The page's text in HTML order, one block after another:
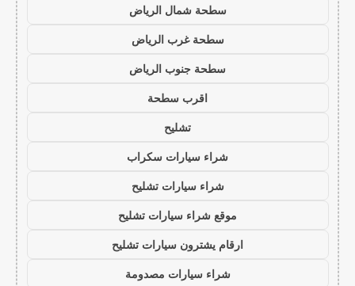
سطحة شمال الرياض
سطحة غرب الرياض
سطحة جنوب الرياض
اقرب سطحة
تشليح
شراء سيارات سكراب
شراء سيارات تشليح
موقع شراء سيارات تشليح
ارقام يشترون سيارات تشليح
شراء سيارات مصدومة